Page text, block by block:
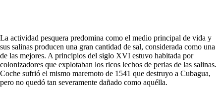
La actividad pesquera predomina como el medio principal de vida y
sus salinas producen una gran cantidad de sal, considerada como una
de las mejores. A principios del siglo XVI estuvo habitada por
colonizadores que explotaban los ricos lechos de perlas de las salinas.
Coche sufrió el mismo maremoto de 1541 que destruyo a Cubagua,
pero no quedó tan severamente dañado como aquélla.